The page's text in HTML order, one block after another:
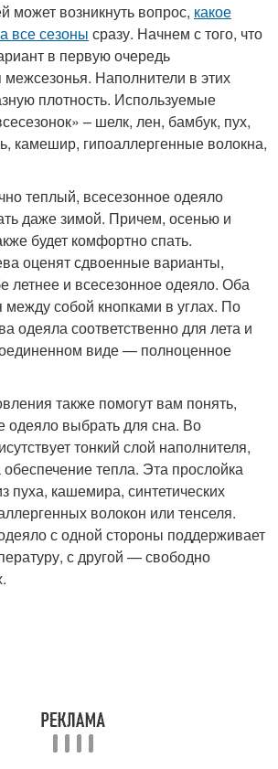
может возникнуть вопрос, какое
все сезоны сразу. Начнем с того, что
в первую очередь
Наполнители в этих
плотность. Используемые
– шелк, лен, бамбук, пух,
камешир, гипоаллергенные волокна,
теплый, всесезонное одеяло
даже зимой. Причем, осенью и
будет комфортно спать.
оценят сдвоенные варианты,
летнее и всесезонное одеяло. Оба
между собой кнопками в углах. По
одеяла соответственно для лета и
виде — полноценное
также помогут вам понять,
одеяло выбрать для сна. Во
тонкий слой наполнителя,
обеспечение тепла. Эта прослойка
пуха, кашемира, синтетических
волокон или тенселя.
с одной стороны поддерживает
с другой — свободно